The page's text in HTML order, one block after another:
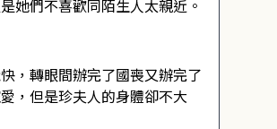
她們不喜歡同陌生人太親近。
，轉眼間辦完了國喪又辦完了
，但是珍夫人的身體卻不大